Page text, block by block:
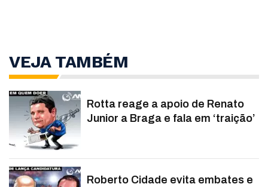
VEJA TAMBÉM
Rotta reage a apoio de Renato
Junior a Braga e fala em ‘traição’
Roberto Cidade evita embates e